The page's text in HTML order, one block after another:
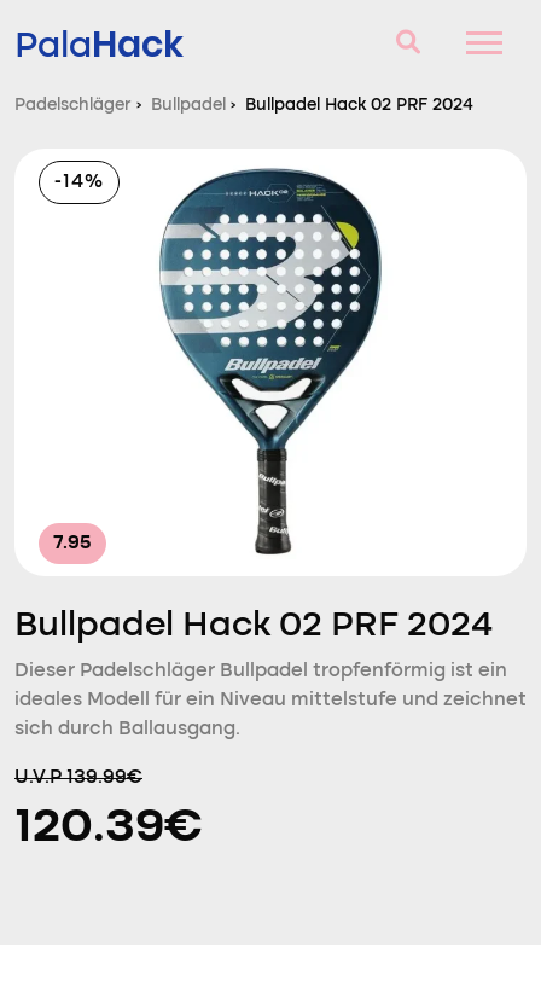
PalaHack
Fragen und Antworten
Vergleich
Padelschläger › Bullpadel › Bullpadel Hack 02 PRF 2024
-14%
7.95
Bullpadel Hack 02 PRF 2024
Dieser Padelschläger Bullpadel tropfenförmig ist ein
ideales Modell für ein Niveau mittelstufe und zeichnet
sich durch Ballausgang.
U.V.P 139.99€
120.39€